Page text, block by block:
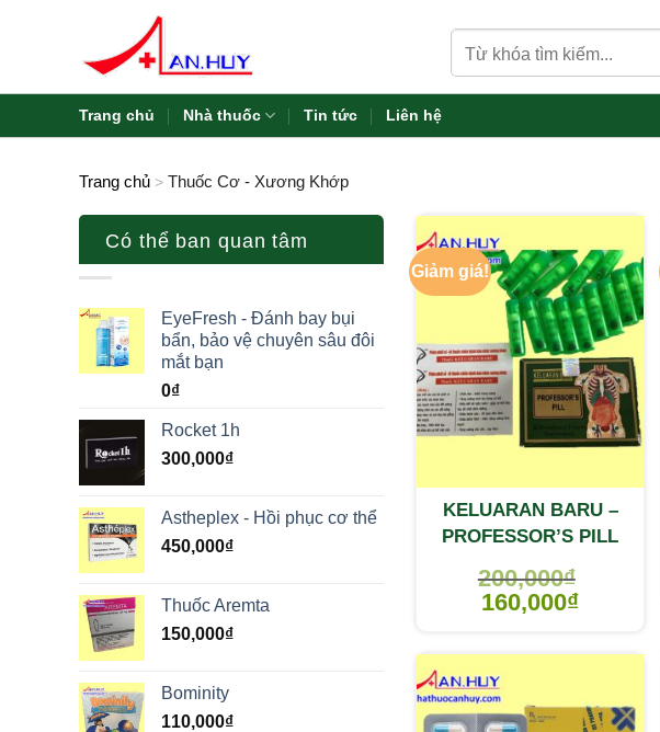
kiếm:
Trang chủ Nhà thuốc Tin tức Liên hệ
Trang chủ > Thuốc Cơ - Xương Khớp
Có thể ban quan tâm
EyeFresh - Đánh bay bụi
bẩn, bảo vệ chuyên sâu đôi
mắt bạn
0₫
Rocket 1h
300,000₫
Astheplex - Hồi phục cơ thể
450,000₫
Thuốc Aremta
150,000₫
Bominity
110,000₫
Giảm giá!
KELUARAN BARU –
PROFESSOR’S PILL
200,000₫
160,000₫